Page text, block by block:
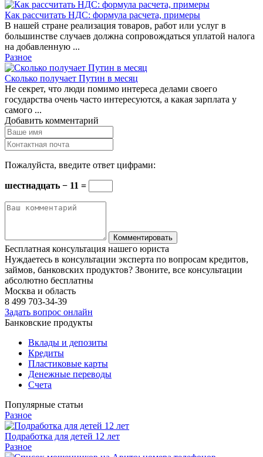
Как рассчитать НДС: формула расчета, примеры
В нашей стране реализация товаров, работ или услуг в
большинстве случаев должна сопровождаться уплатой налога
на добавленную ...
Разное
Сколько получает Путин в месяц
Не секрет, что люди помимо интереса делами своего
государства очень часто интересуются, а какая зарплата у
самого ...
Добавить комментарий
Пожалуйста, введите ответ цифрами:
шестнадцать − 11 =
Бесплатная консультация нашего юриста
Нуждаетесь в консультации эксперта по вопросам кредитов,
займов, банковских продуктов? Звоните, все консультации
абсолютно бесплатны
Москва и область
8 499 703-34-39
Задать вопрос онлайн
Банковские продукты
Вклады и депозиты
Кредиты
Пластиковые карты
Денежные переводы
Счета
Популярные статьи
Разное
Подработка для детей 12 лет
Разное